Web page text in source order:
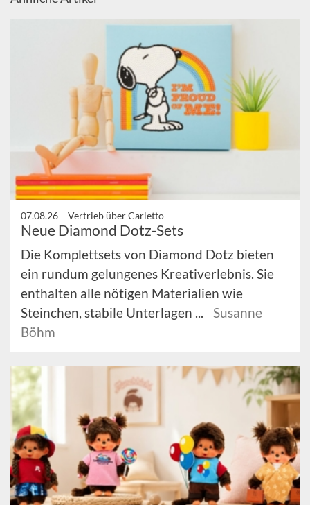
07.08.26 – Vertrieb über Carletto
Neue Diamond Dotz-Sets
Die Komplettsets von Diamond Dotz bieten
ein rundum gelungenes Kreativerlebnis. Sie
enthalten alle nötigen Materialien wie
Steinchen, stabile Unterlagen ...
Susanne
Böhm